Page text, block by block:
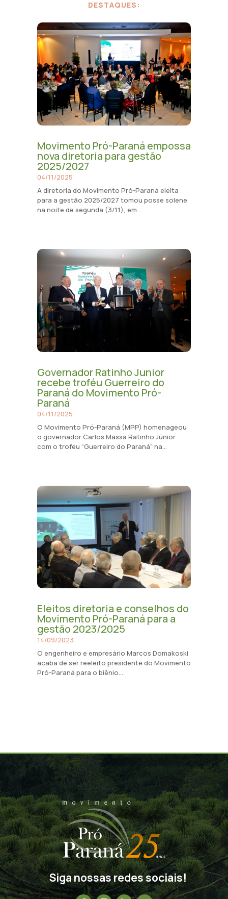
DESTAQUES:
Movimento Pró-Paraná empossa
nova diretoria para gestão
2025/2027
04/11/2025
A diretoria do Movimento Pró-Paraná eleita
para a gestão 2025/2027 tomou posse solene
na noite de segunda (3/11), em...
Governador Ratinho Junior
recebe troféu Guerreiro do
Paraná do Movimento Pró-
Paraná
04/11/2025
O Movimento Pró-Paraná (MPP) homenageou
o governador Carlos Massa Ratinho Júnior
com o troféu “Guerreiro do Paraná” na...
Eleitos diretoria e conselhos do
Movimento Pró-Paraná para a
gestão 2023/2025
14/09/2023
O engenheiro e empresário Marcos Domakoski
acaba de ser reeleito presidente do Movimento
Pró-Paraná para o biênio...
Siga nossas redes sociais!